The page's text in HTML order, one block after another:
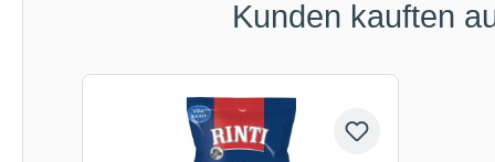
Kunden kauften
Produktgalerie überspringen